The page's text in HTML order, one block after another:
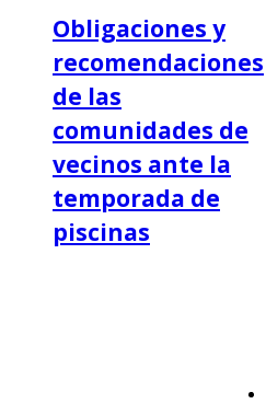
Obligaciones y
recomendaciones
de las
comunidades de
vecinos ante la
temporada de
piscinas